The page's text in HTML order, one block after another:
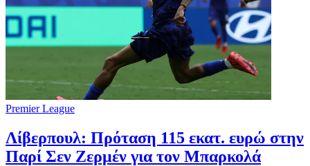
Premier League
Λίβερπουλ: Πρόταση 115 εκατ. ευρώ στην
Παρί Σεν Ζερμέν για τον Μπαρκολά